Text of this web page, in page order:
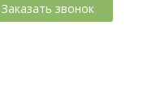
Заказать звонок